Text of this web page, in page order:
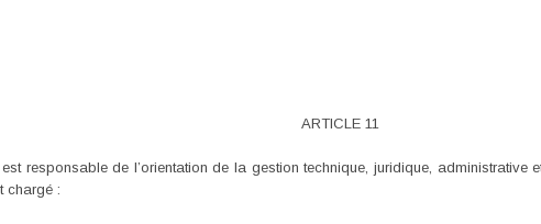
ARTICLE 11
responsable de l’orientation de la gestion technique, juridique, administrative
chargé :